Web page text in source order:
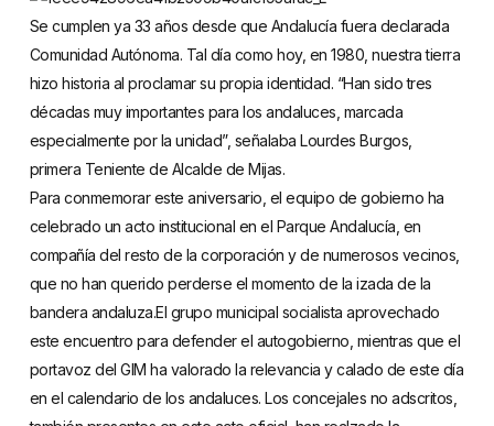
Se cumplen ya 33 años desde que Andalucía fuera declarada
Comunidad Autónoma. Tal día como hoy, en 1980, nuestra tierra
hizo historia al proclamar su propia identidad. “Han sido tres
décadas muy importantes para los andaluces, marcada
especialmente por la unidad”, señalaba Lourdes Burgos,
primera Teniente de Alcalde de Mijas.
Para conmemorar este aniversario, el equipo de gobierno ha
celebrado un acto institucional en el Parque Andalucía, en
compañía del resto de la corporación y de numerosos vecinos,
que no han querido perderse el momento de la izada de la
bandera andaluza.El grupo municipal socialista aprovechado
este encuentro para defender el autogobierno, mientras que el
portavoz del GIM ha valorado la relevancia y calado de este día
en el calendario de los andaluces. Los concejales no adscritos,